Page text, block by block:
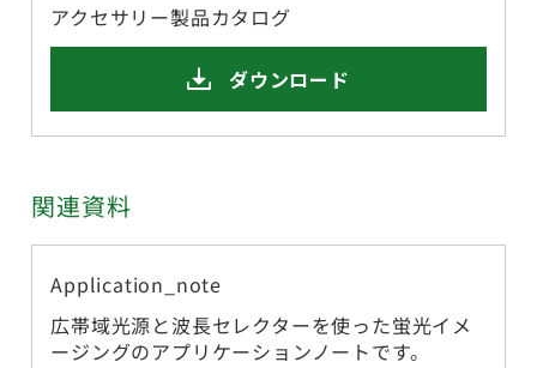
アクセサリー製品カタログ
ダウンロード
関連資料
Application_note
広帯域光源と波長セレクターを使った蛍光イメ
ージングのアプリケーションノートです。